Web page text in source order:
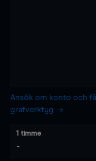
Ansök om konto och
grafverktyg
1 timme
-